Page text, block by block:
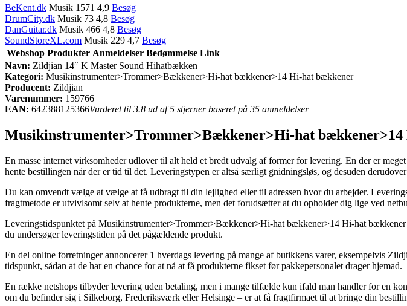
BeKent.dk Musik 1571 4,9 Besøg
DrumCity.dk Musik 73 4,8 Besøg
DanGuitar.dk Musik 466 4,8 Besøg
SoundStoreXL.com Musik 229 4,7 Besøg
Webshop Produkter Anmeldelser Bedømmelse Link
Navn: Zildjian 14″ K Master Sound Hihatbækken
Kategori: Musikinstrumenter>Trommer>Bækkener>Hi-hat bækkener>14 Hi-hat bækkener
Producent: Zildjian
Varenummer: 159766
EAN: 642388125366Vurderet til 3.8 ud af 5 stjerner baseret på 35 anmeldelser
Musikinstrumenter>Trommer>Bækkener>Hi-hat
En masse internet virksomheder udlover til alt held et bredt udvalg af former for levering. En der er
hente bestillingen når der er tid til det. Leveringstypen er altså særligt gnidningsløs, og desuden
Du kan omvendt vælge at vælge at få udbragt til din lejlighed eller til adressen hvor du arbejder.
fragtmetode er utvivlsomt selv at hente produkterne, men det forudsætter at du opholder dig lige ved
Leveringstidspunktet på Musikinstrumenter>Trommer>Bækkener>Hi-hat bækkener>14 Hi-hat
du undersøger leveringstiden på det pågældende produkt.
En del online forretninger annoncerer 1 hverdags levering på mange af butikkens varer, eksempelvis
tidspunkt, sådan at de har en chance for at nå at få produkterne fikset før pakkepersonalet drager hjemad.
En række netshops tilbyder levering uden betaling, men i mange tilfælde kun ifald man handler for en
om du befinder sig i Silkeborg, Frederiksværk eller Helsinge – er at få fragtfirmaet til at bringe din